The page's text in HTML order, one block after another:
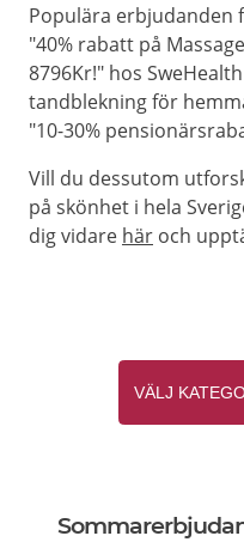
Populära erbjudanden
"40% rabatt på
8796Kr!" hos
tandblekning för
"10-30%
Vill du dessutom
på skönhet i hela
dig vidare här och